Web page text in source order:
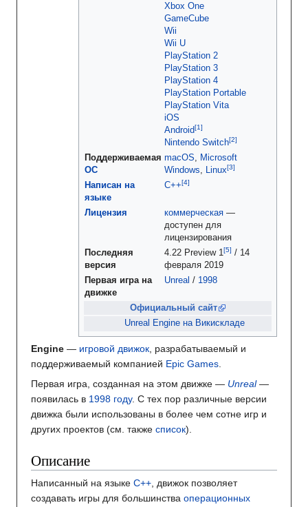
Xbox One
GameCube
Wii
Wii U
PlayStation 2
PlayStation 3
PlayStation 4
PlayStation Portable
PlayStation Vita
iOS
Android
Nintendo Switch
Поддерживаемая
ОС
macOS, Microsoft
Windows, Linux
Написан на
языке
C++
Лицензия коммерческая —
доступен для
лицензирования
Последняя
версия
4.22 Preview 1
/ 14
февраля 2019
Первая игра на
движке
Unreal / 1998
Официальный сайт
Unreal Engine на Викискладе
Engine — игровой движок, разрабатываемый и
поддерживаемый компанией Epic Games.
Первая игра, созданная на этом движке — Unreal—
появилась в 1998 году. С тех пор различные версии
движка были использованы в более чем сотне игр и
других проектов (см. также список).
Описание
Написанный на языке C++, движок позволяет
создавать игры для большинства операционных